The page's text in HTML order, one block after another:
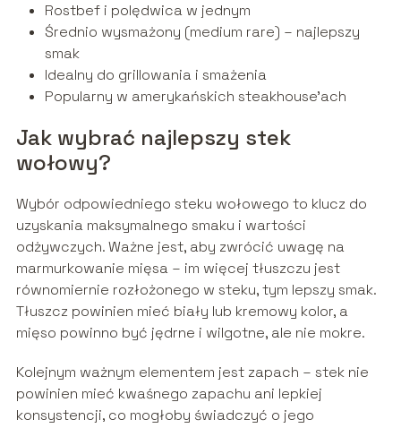
Rostbef i polędwica w jednym
Średnio wysmażony (medium rare) – najlepszy
smak
Idealny do grillowania i smażenia
Popularny w amerykańskich steakhouse’ach
Jak wybrać najlepszy stek
wołowy?
Wybór odpowiedniego steku wołowego to klucz do
uzyskania maksymalnego smaku i wartości
odżywczych. Ważne jest, aby zwrócić uwagę na
marmurkowanie mięsa – im więcej tłuszczu jest
równomiernie rozłożonego w steku, tym lepszy smak.
Tłuszcz powinien mieć biały lub kremowy kolor, a
mięso powinno być jędrne i wilgotne, ale nie mokre.
Kolejnym ważnym elementem jest zapach – stek nie
powinien mieć kwaśnego zapachu ani lepkiej
konsystencji, co mogłoby świadczyć o jego